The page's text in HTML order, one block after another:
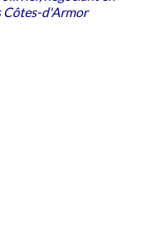
Côtes-d'Armor